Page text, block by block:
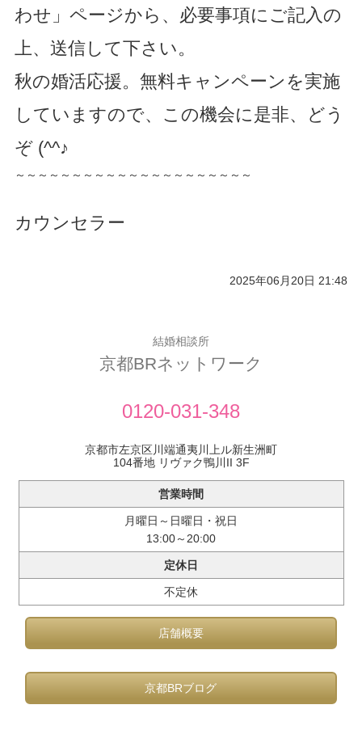
わせ」ページから、必要事項にご記入の
上、送信して下さい。
秋の婚活応援。無料キャンペーンを実施
していますので、この機会に是非、どう
ぞ (^^♪
～～～～～～～～～～～～～～～～～～～～～
カウンセラー
2025年06月20日 21:48
結婚相談所
京都BRネットワーク
0120-031-348
京都市左京区川端通夷川上ル新生洲町
104番地 リヴァク鴨川II 3F
営業時間
月曜日～日曜日・祝日
13:00～20:00
定休日
不定休
店舗概要
京都BRブログ